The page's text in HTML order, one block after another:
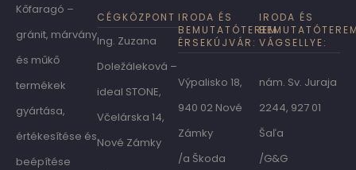
Kőfaragó –
gránit, márvány
és műkő
termékek
gyártása,
értékesítése és
beépítése
CÉGKÖZPONT
Ing. Zuzana
Doležáleková –
ideal STONE,
Včelárska 14,
Nové Zámky
IRODA ÉS
BEMUTATÓTEREM
ÉRSEKÚJVÁR:
Výpalisko 18,
940 02 Nové
Zámky
/a Škoda
IRODA ÉS
VÁGSELLYE:
nám. Sv. Juraja
2244, 927 01
Šaľa
/G&G